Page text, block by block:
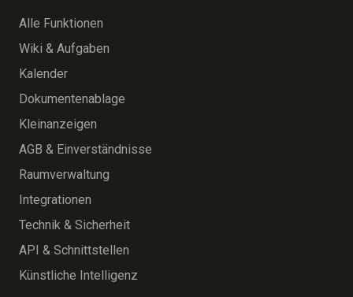
Alle Funktionen
Wiki & Aufgaben
Kalender
Dokumentenablage
Kleinanzeigen
AGB & Einverständnisse
Raumverwaltung
Integrationen
Technik & Sicherheit
API & Schnittstellen
Künstliche Intelligenz